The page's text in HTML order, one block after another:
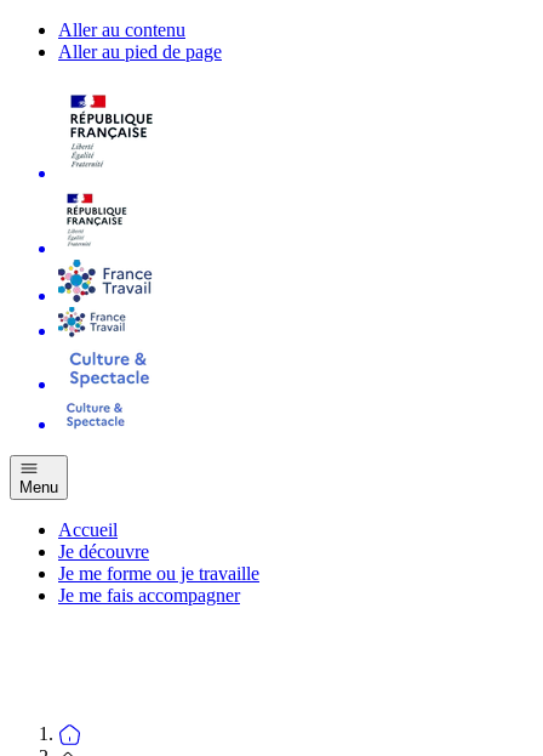
Aller au contenu
Aller au pied de page
Menu
Accueil
Je découvre
Je me forme ou je travaille
Je me fais accompagner